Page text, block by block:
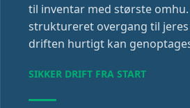
til inventar med største
struktureret overgang til jeres
driften hurtigt kan
SIKKER DRIFT FRA START